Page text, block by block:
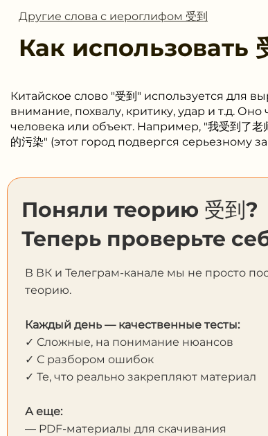
Другие слова с иероглифом 受到
Как использовать
Китайское слово "受到" используется для
внимание, похвалу, критику, удар и т.д.
человека или объект. Например, "我受到了老
的污染" (этот город подвергся серьезному
Поняли теорию 受到?
Теперь проверьте
В ВК и Телеграм-канале мы не просто
теорию.
Каждый день — качественные тесты:
✓ Сложные, на понимание нюансов
✓ С разбором ошибок
✓ Те, что реально закрепляют материал
А еще:
— PDF-материалы для скачивания